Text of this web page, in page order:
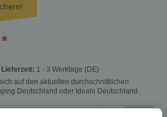
*
Lieferzeit: 1 - 3 Werktage (DE)
auf den aktuellen durchschnittlichen
Deutschland oder Idealo Deutschland.